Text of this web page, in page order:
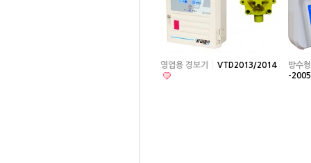
영업용 경보기 VTD2013/2014
방수
-